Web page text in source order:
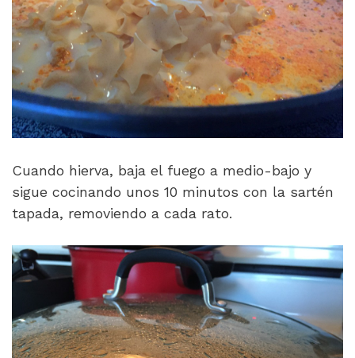
Cuando hierva, baja el fuego a medio-bajo y
sigue cocinando unos 10 minutos con la sartén
tapada, removiendo a cada rato.